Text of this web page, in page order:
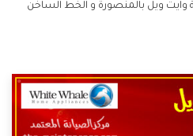
وايت ويل بالمنصورة و الخط الساخن